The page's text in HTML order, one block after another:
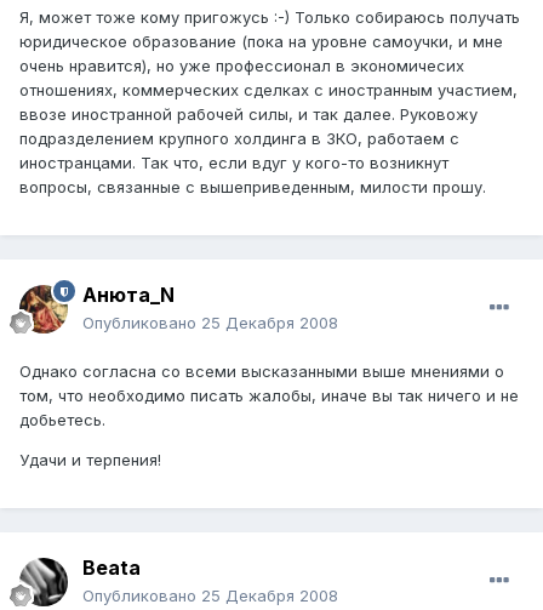
Я, может тоже кому пригожусь :-) Только собираюсь получать
юридическое образование (пока на уровне самоучки, и мне
очень нравится), но уже профессионал в экономичесих
отношениях, коммерческих сделках с иностранным участием,
ввозе иностранной рабочей силы, и так далее. Руковожу
подразделением крупного холдинга в ЗКО, работаем с
иностранцами. Так что, если вдуг у кого-то возникнут
вопросы, связанные с вышеприведенным, милости прошу.
Анюта_N
Опубликовано 25 Декабря 2008
Однако согласна со всеми высказанными выше мнениями о
том, что необходимо писать жалобы, иначе вы так ничего и не
добьетесь.
Удачи и терпения!
Beata
Опубликовано 25 Декабря 2008